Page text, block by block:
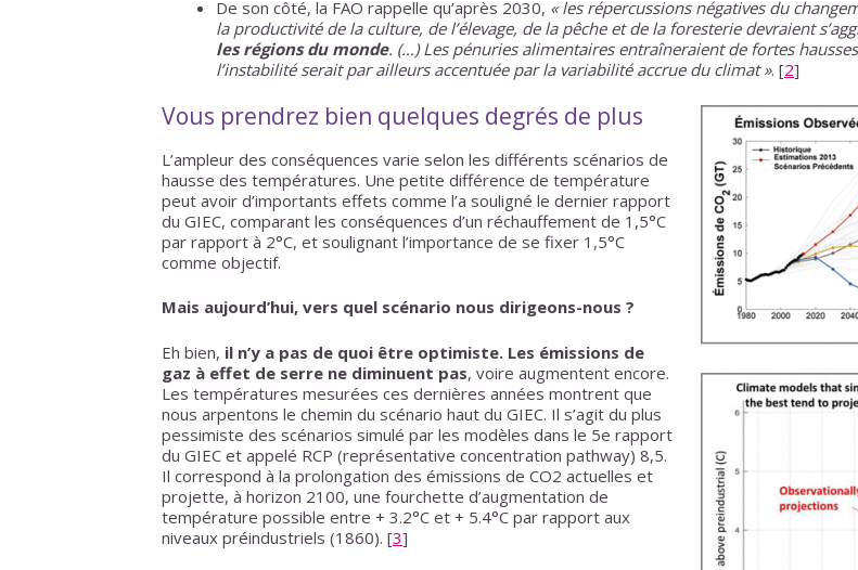
De son côté, la FAO rappelle qu’après 2030, « les répercussions négatives du
la productivité de la culture, de l’élevage, de la pêche et de la foresterie devraient
les régions du monde. (…) Les pénuries alimentaires entraîneraient de fortes
l’instabilité serait par ailleurs accentuée par la variabilité accrue du climat ». [2]
Vous prendrez bien quelques degrés de plus
L’ampleur des conséquences varie selon les différents scénarios de
hausse des températures. Une petite différence de température
peut avoir d’importants effets comme l’a souligné le dernier rapport
du GIEC, comparant les conséquences d’un réchauffement de 1,5°C
par rapport à 2°C, et soulignant l’importance de se fixer 1,5°C
comme objectif.
Mais aujourd’hui, vers quel scénario nous dirigeons-nous ?
Eh bien, il n’y a pas de quoi être optimiste. Les émissions de
gaz à effet de serre ne diminuent pas, voire augmentent encore.
Les températures mesurées ces dernières années montrent que
nous arpentons le chemin du scénario haut du GIEC. Il s’agit du plus
pessimiste des scénarios simulé par les modèles dans le 5e rapport
du GIEC et appelé RCP (représentative concentration pathway) 8,5.
Il correspond à la prolongation des émissions de CO2 actuelles et
projette, à horizon 2100, une fourchette d’augmentation de
température possible entre + 3.2°C et + 5.4°C par rapport aux
niveaux préindustriels (1860). [3]